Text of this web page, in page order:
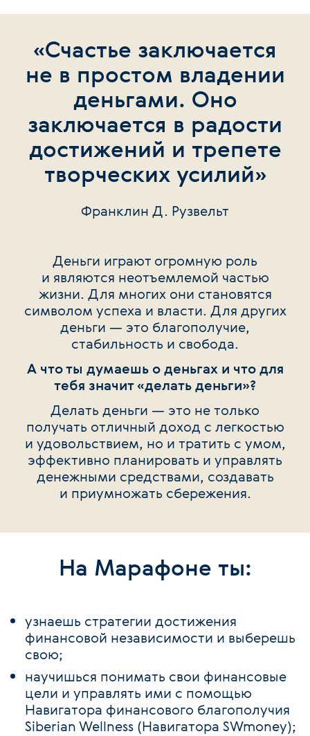
«Счастье заключается
не в простом владении
деньгами. Оно
заключается в радости
достижений и трепете
творческих усилий»
Франклин Д. Рузвельт
Деньги играют огромную роль
и являются неотъемлемой частью
жизни. Для многих они становятся
символом успеха и власти. Для других
деньги — это благополучие,
стабильность и свобода.
А что ты думаешь о деньгах и что для
тебя значит «делать деньги»?
Делать деньги — это не только
получать отличный доход с легкостью
и удовольствием, но и тратить с умом,
эффективно планировать и управлять
денежными средствами, создавать
и приумножать сбережения.
На Марафоне ты:
узнаешь стратегии достижения
финансовой независимости и выберешь
свою;
научишься понимать свои финансовые
цели и управлять ими с помощью
Навигатора финансового благополучия
Siberian Wellness (Навигатора SWmoney);